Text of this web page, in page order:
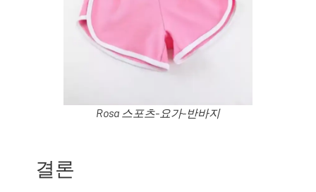
Rosa 스포츠-요가-반바지
결론